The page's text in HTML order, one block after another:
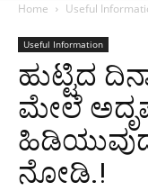
Home Useful
Useful Information
ಹುಟ್ಟಿದ
ಮೇಲೆ
ನೋಡಿ.!